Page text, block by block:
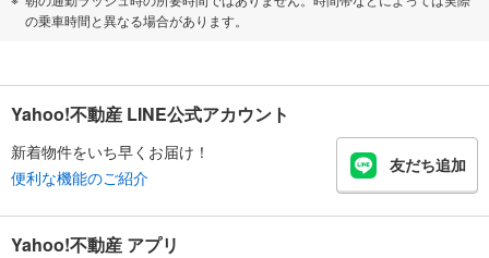
の乗車時間と異なる場合があります。
Yahoo!不動産 LINE公式アカウント
新着物件をいち早くお届け！
便利な機能のご紹介
友だち追加
Yahoo!不動産 アプリ